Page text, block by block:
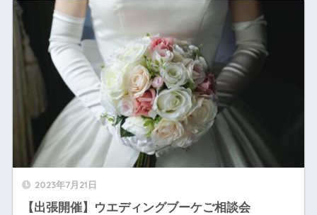
2023年7月21日
【出張開催】ウエディングブーケご相談会